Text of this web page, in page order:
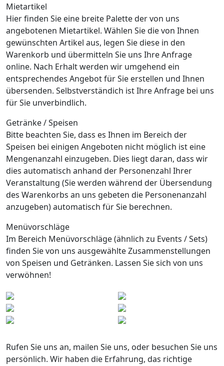
Mietartikel
Hier finden Sie eine breite Palette der von uns
angebotenen Mietartikel. Wählen Sie die von Ihnen
gewünschten Artikel aus, legen Sie diese in den
Warenkorb und übermitteln Sie uns Ihre Anfrage
online. Nach Erhalt werden wir umgehend ein
entsprechendes Angebot für Sie erstellen und Ihnen
übersenden. Selbstverständich ist Ihre Anfrage bei uns
für Sie unverbindlich.
Getränke / Speisen
Bitte beachten Sie, dass es Ihnen im Bereich der
Speisen bei einigen Angeboten nicht möglich ist eine
Mengenanzahl einzugeben. Dies liegt daran, dass wir
dies automatisch anhand der Personenzahl Ihrer
Veranstaltung (Sie werden während der Übersendung
des Warenkorbs an uns gebeten die Personenanzahl
anzugeben) automatisch für Sie berechnen.
Menüvorschläge
Im Bereich Menüvorschläge (ähnlich zu Events / Sets)
finden Sie von uns ausgewählte Zusammenstellungen
von Speisen und Getränken. Lassen Sie sich von uns
verwöhnen!
Rufen Sie uns an, mailen Sie uns, oder besuchen Sie uns
persönlich. Wir haben die Erfahrung, das richtige